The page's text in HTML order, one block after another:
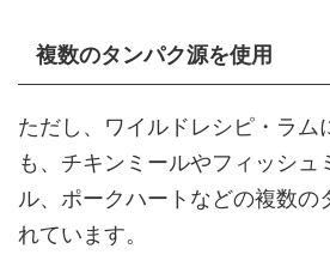
複数のタンパク源を使用
ただし、ワイルドレシピ・ラム
も、チキンミールやフィッシュ
ル、ポークハートなどの複数の
れています。